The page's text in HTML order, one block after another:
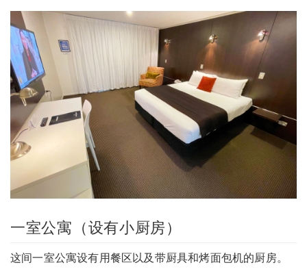
一室公寓（设有小厨房）
这间一室公寓设有用餐区以及带厨具和烤面包机的厨房。